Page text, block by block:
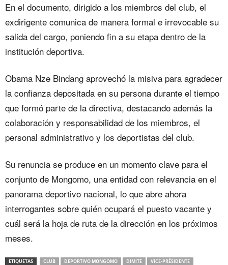
En el documento, dirigido a los miembros del club, el
exdirigente comunica de manera formal e irrevocable su
salida del cargo, poniendo fin a su etapa dentro de la
institución deportiva.
Obama Nze Bindang aprovechó la misiva para agradecer
la confianza depositada en su persona durante el tiempo
que formó parte de la directiva, destacando además la
colaboración y responsabilidad de los miembros, el
personal administrativo y los deportistas del club.
Su renuncia se produce en un momento clave para el
conjunto de Mongomo, una entidad con relevancia en el
panorama deportivo nacional, lo que abre ahora
interrogantes sobre quién ocupará el puesto vacante y
cuál será la hoja de ruta de la dirección en los próximos
meses.
ETIQUETAS CLUB DEPORTIVO MONGOMO DIMITE VICE-PRÉSIDENTE